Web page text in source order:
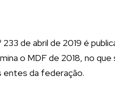
de abril de 2019 é
o MDF de 2018, no
entes da federação.